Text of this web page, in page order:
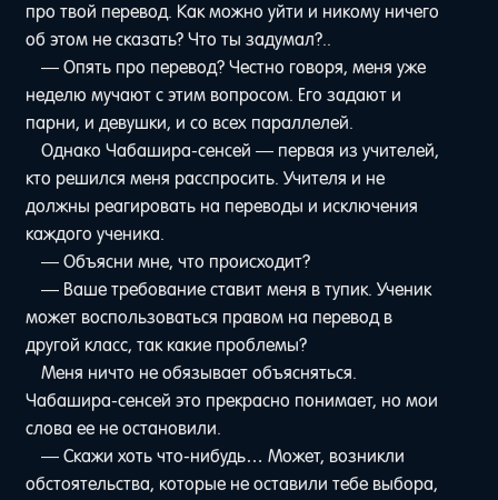
про твой перевод. Как можно уйти и никому ничего
об этом не сказать? Что ты задумал?..
— Опять про перевод? Честно говоря, меня уже
неделю мучают с этим вопросом. Его задают и
парни, и девушки, и со всех параллелей.
Однако Чабашира-сенсей — первая из учителей,
кто решился меня расспросить. Учителя и не
должны реагировать на переводы и исключения
каждого ученика.
— Объясни мне, что происходит?
— Ваше требование ставит меня в тупик. Ученик
может воспользоваться правом на перевод в
другой класс, так какие проблемы?
Меня ничто не обязывает объясняться.
Чабашира-сенсей это прекрасно понимает, но мои
слова ее не остановили.
— Скажи хоть что-нибудь… Может, возникли
обстоятельства, которые не оставили тебе выбора,